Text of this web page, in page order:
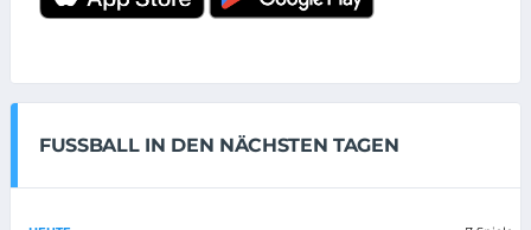
FUSSBALL IN DEN NÄCHSTEN TAGEN